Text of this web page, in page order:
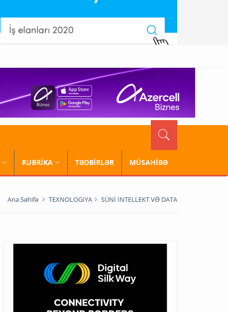
RUBRİKA TƏDBİRLƏR MÜSAHİBƏ
Ana Səhifə TEXNOLOGİYA SÜNİ İNTELLEKT VƏ DATA